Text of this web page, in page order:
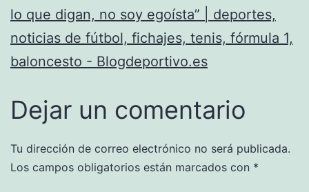
lo que digan, no soy egoísta” | deportes,
noticias de fútbol, fichajes, tenis, fórmula 1,
baloncesto - Blogdeportivo.es
Dejar un comentario
Tu dirección de correo electrónico no será publicada.
Los campos obligatorios están marcados con *